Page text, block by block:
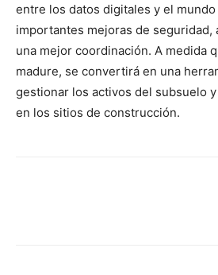
entre los datos digitales y el
importantes mejoras de seguridad,
una mejor coordinación. A medida
madure, se convertirá en una
gestionar los activos del subsuelo
en los sitios de construcción.